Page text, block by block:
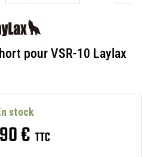
pour VSR-10 Laylax
90€ TTC
stock